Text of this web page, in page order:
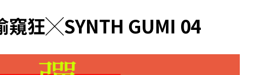
狂╳SYNTH GUMI 04